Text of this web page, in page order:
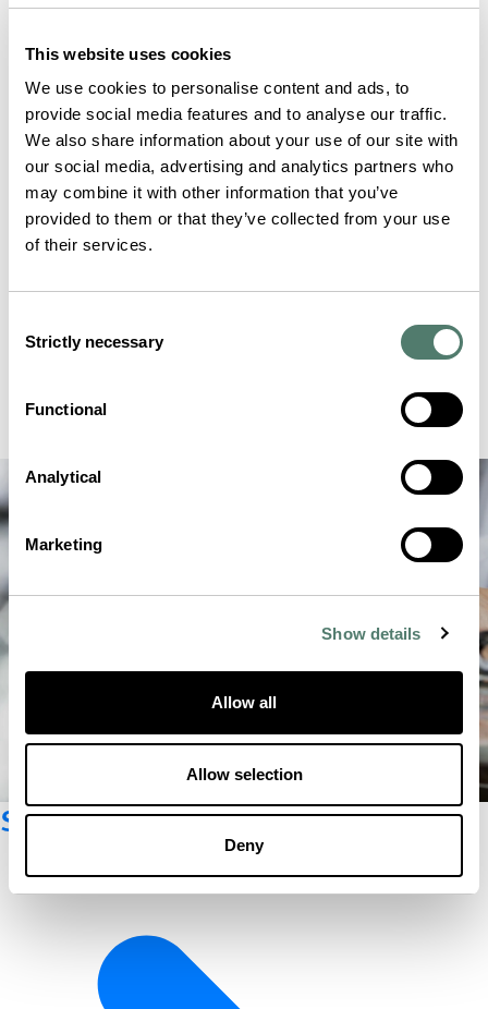
This website uses cookies
We use cookies to personalise content and ads, to
provide social media features and to analyse our traffic.
We also share information about your use of our site with
our social media, advertising and analytics partners who
may combine it with other information that you’ve
provided to them or that they’ve collected from your use
of their services.
Selection
Strictly necessary
Functional
Analytical
Marketing
Show details
Allow all
Allow selection
Deny
Suscríbete al boletín